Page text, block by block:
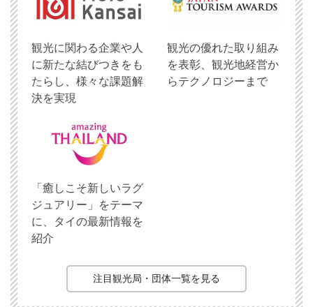
観光に関わる企業や人
に新たな結びつきをも
たらし、様々な課題解
決を実現
観光の優れた取り組み
を表彰、観光地経営か
らテクノロジーまで
「癒しこそ新しいラグ
ジュアリー」をテーマ
に、タイの最新情報を
紹介
注目観光局・団体一覧を見る